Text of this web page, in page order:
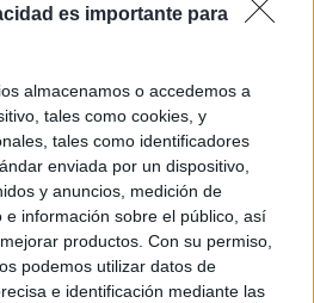
es importante para
almacenamos o accedemos a
tales como cookies, y
tales como identificadores
enviada por un dispositivo,
y anuncios, medición de
e información sobre el público, así
productos. Con su permiso,
podemos utilizar datos de
e identificación mediante las